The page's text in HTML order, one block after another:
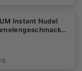
Instant Nudel